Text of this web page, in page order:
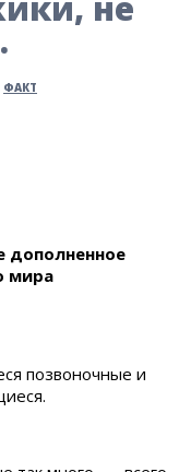
ФАКТ
дополненное
мира
позвоночные и